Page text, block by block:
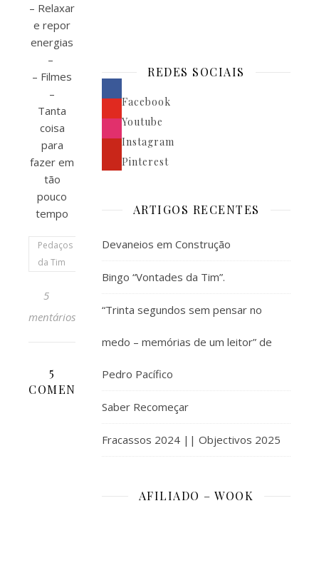
– Relaxar
e repor
energias
–
– Filmes
–
Tanta
coisa
para
fazer em
tão
pouco
tempo
Pedaços
da Tim
5
Comentários
5
COMENTÁRIOS
REDES SOCIAIS
Facebook
Youtube
Instagram
Pinterest
ARTIGOS RECENTES
Devaneios em Construção
Bingo “Vontades da Tim”.
“Trinta segundos sem pensar no
medo – memórias de um leitor” de
Pedro Pacífico
Saber Recomeçar
Fracassos 2024 || Objectivos 2025
AFILIADO – WOOK